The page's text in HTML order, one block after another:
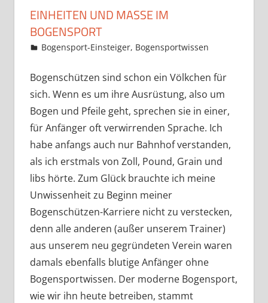
EINHEITEN UND MASSE IM B
OGENSPORT
1. November 2023
Martina Berg
Bogensport-Einsteiger, Bogensportwissen
Bogenschützen sind schon ein Völkchen für
sich. Wenn es um ihre Ausrüstung, also um
Bogen und Pfeile geht, sprechen sie in einer,
für Anfänger oft verwirrenden Sprache. Ich
habe anfangs auch nur Bahnhof verstanden,
als ich erstmals von Zoll, Pound, Grain und
libs hörte. Zum Glück brauchte ich meine
Unwissenheit zu Beginn meiner
Bogenschützen-Karriere nicht zu verstecken,
denn alle anderen (außer unserem Trainer)
aus unserem neu gegründeten Verein waren
damals ebenfalls blutige Anfänger ohne
Bogensportwissen. Der moderne Bogensport,
wie wir ihn heute betreiben, stammt